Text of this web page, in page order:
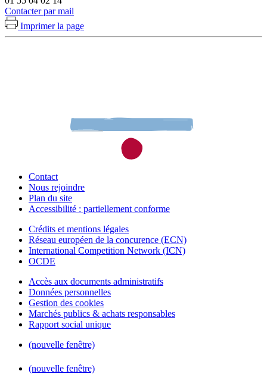
Contacter par mail
Imprimer la page
Contact
Nous rejoindre
Plan du site
Accessibilité : partiellement conforme
Crédits et mentions légales
Réseau européen de la concurence (ECN)
International Competition Network (ICN)
OCDE
Accès aux documents administratifs
Données personnelles
Gestion des cookies
Marchés publics & achats responsables
Rapport social unique
(nouvelle fenêtre)
(nouvelle fenêtre)